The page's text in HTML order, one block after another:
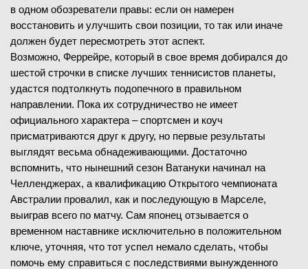
в одном обозреватели правы: если он намерен
восстановить и улучшить свои позиции, то так или иначе
должен будет пересмотреть этот аспект.
Возможно, Феррейре, который в свое время добирался до
шестой строчки в списке лучших теннисистов планеты,
удастся подтолкнуть подопечного в правильном
направлении. Пока их сотрудничество не имеет
официального характера – спортсмен и коуч
присматриваются друг к другу, но первые результаты
выглядят весьма обнадеживающими. Достаточно
вспомнить, что нынешний сезон Ватануки начинал на
Челленджерах, а квалификацию Открытого чемпионата
Австралии провалил, как и последующую в Марселе,
выиграв всего по матчу. Сам японец отзывается о
временном наставнике исключительно в положительном
ключе, уточняя, что тот успел немало сделать, чтобы
помочь ему справиться с последствиями вынужденного